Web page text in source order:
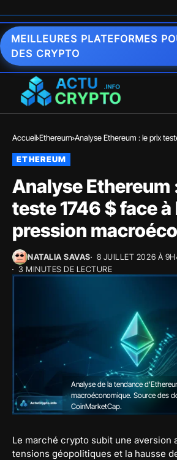
MEILLEURES PLATEFORMES
DES CRYPTO
Accueil Ethereum Analyse Ethereum : le prix
ETHEREUM
Analyse Ethereum
teste 1746 $ face à
pression
NATALIA SAVAS
8 JUILLET 2026 À
3 MINUTES DE LECTURE
Analyse de la tendance
macroéconomique. Source des
CoinMarketCap.
Le marché crypto subit une aversion
tensions géopolitiques et la hausse